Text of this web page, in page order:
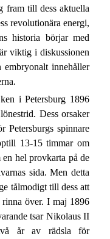
fram till dess aktuella
revolutionära energi,
historia börjar med
viktig i diskussionen
embryonalt innehåller
i Petersburg 1896
Dess orsaker
Petersburgs spinnare
13-15 timmar om
en hel provkarta på de
sida. Men detta
tålmodigt till dess att
rinna över. I maj 1896
tsar Nikolaus II
år av rädsla för